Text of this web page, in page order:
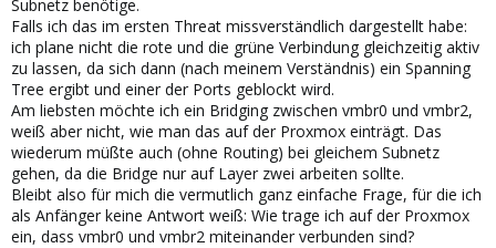
Subnetz benötige.
Falls ich das im ersten Threat missverständlich dargestellt habe:
ich plane nicht die rote und die grüne Verbindung gleichzeitig aktiv
zu lassen, da sich dann (nach meinem Verständnis) ein Spanning
Tree ergibt und einer der Ports geblockt wird.
Am liebsten möchte ich ein Bridging zwischen vmbr0 und vmbr2,
weiß aber nicht, wie man das auf der Proxmox einträgt. Das
wiederum müßte auch (ohne Routing) bei gleichem Subnetz
gehen, da die Bridge nur auf Layer zwei arbeiten sollte.
Bleibt also für mich die vermutlich ganz einfache Frage, für die ich
als Anfänger keine Antwort weiß: Wie trage ich auf der Proxmox
ein, dass vmbr0 und vmbr2 miteinander verbunden sind?